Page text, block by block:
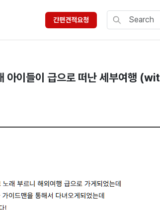
간편견적요청
아이들이 급으로 떠난 세부여행